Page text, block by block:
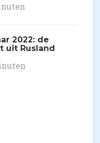
2022: de
uit Rusland